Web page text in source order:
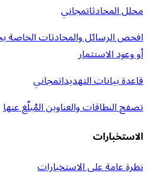
محلل المحادثاتمجاني
افحص الرسائل والمحادثات الخاصة
أو وعود الاستثمار
قاعدة بيانات التهديداتمجاني
تصفح النطاقات والعناوين المُبلّغ عنها
الاستخبارات
نظرة عامة على الاستخبارات